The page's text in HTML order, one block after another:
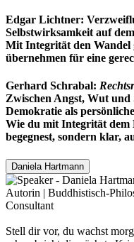
Edgar Lichtner:
Selbstwirksamkeit auf
Mit Integrität den Wandel
übernehmen für eine
Gerhard Schrabal:
Zwischen Angst, Wut und
Demokratie als
Wie du mit Integrität dem
begegnest, sondern klar,
Daniela Hartmann
Autorin | Buddhistisch-
Consultant
Stell dir vor, du wachst